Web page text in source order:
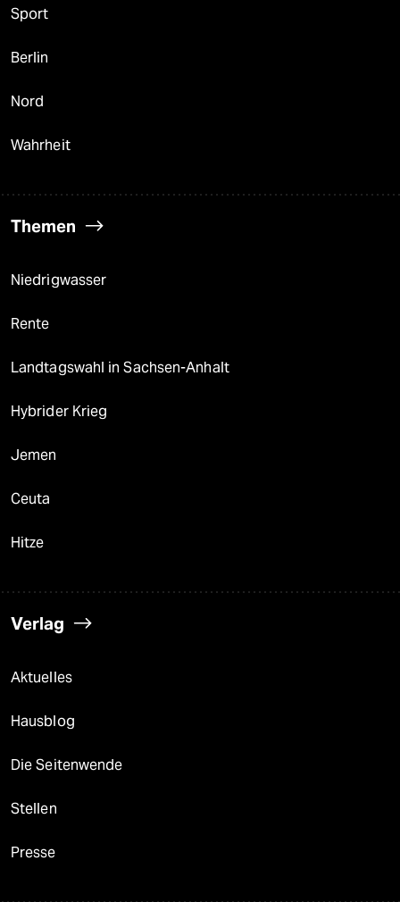
Sport
Berlin
Nord
Wahrheit
Themen
Niedrigwasser
Rente
Landtagswahl in Sachsen-Anhalt
Hybrider Krieg
Jemen
Ceuta
Hitze
Verlag
Aktuelles
Hausblog
Die Seitenwende
Stellen
Presse